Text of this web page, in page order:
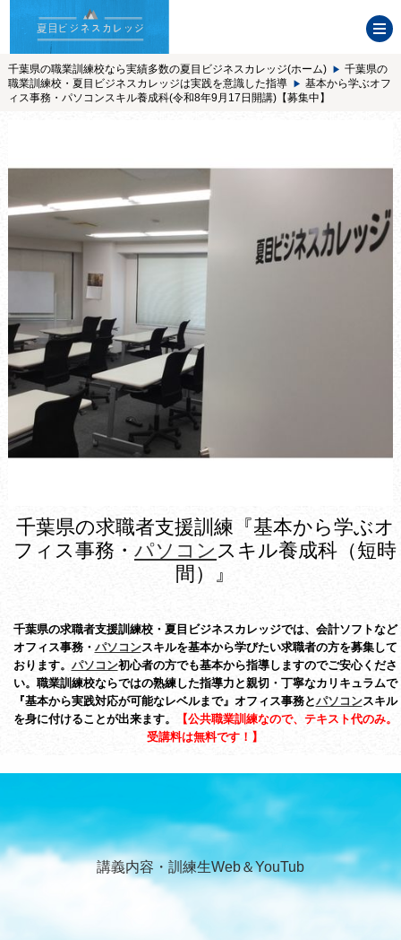
千葉県の職業訓練校なら実績多数の夏目ビジネスカレッジ(ホーム)
千葉県の
職業訓練校・夏目ビジネスカレッジは実践を意識した指導
基本から学ぶオフ
ィス事務・パソコンスキル養成科(令和8年9月17日開講)【募集中】
千葉県の求職者支援訓練『基本から学ぶオ
フィス事務・ パソコン スキル養成科（短時
間）』
千葉県の求職者支援訓練校・夏目ビジネスカレッジでは、会計ソフトなど
オフィス事務・ パソコンスキルを基本から学びたい求職者の方を募集して
おります。 パソコン初心者の方でも基本から指導しますのでご安心くださ
い。職業訓練校ならではの熟練した指導力と親切・丁寧なカリキュラムで
『基本から実践対応が可能なレベルまで』オフィス事務とパソコンスキル
を身に付けることが出来ます。
【公共職業訓練なので、テキスト代のみ。
受講料は無料です！】
講義内容・訓練生Web＆YouTub